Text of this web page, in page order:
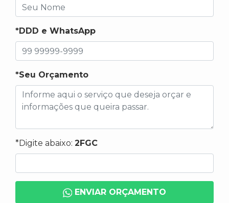
*DDD e WhatsApp
*Seu Orçamento
*Digite abaixo: 2FGC
ENVIAR ORÇAMENTO